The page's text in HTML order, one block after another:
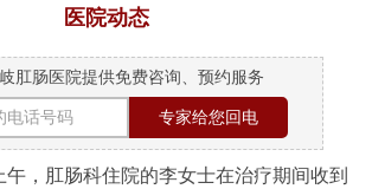
医院动态
肛肠医院提供免费咨询、预约服务
，肛肠科住院的李女士在治疗期间收到